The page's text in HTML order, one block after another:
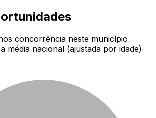
concorrência neste município
média nacional (ajustada por idade)